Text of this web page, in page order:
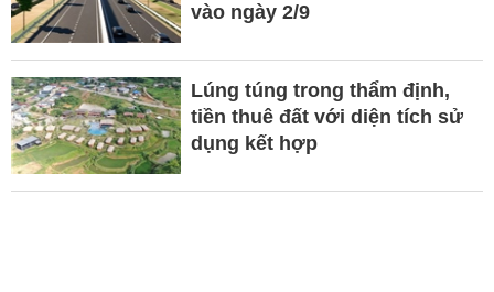
vào ngày 2/9
Lúng túng trong thẩm định,
tiền thuê đất với diện tích sử
dụng kết hợp